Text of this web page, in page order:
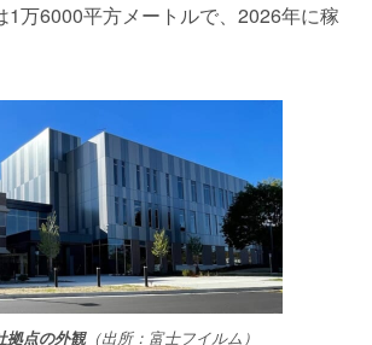
1万6000平方メートルで、2026年に稼
拠点の外観（出所：富士フイルム）